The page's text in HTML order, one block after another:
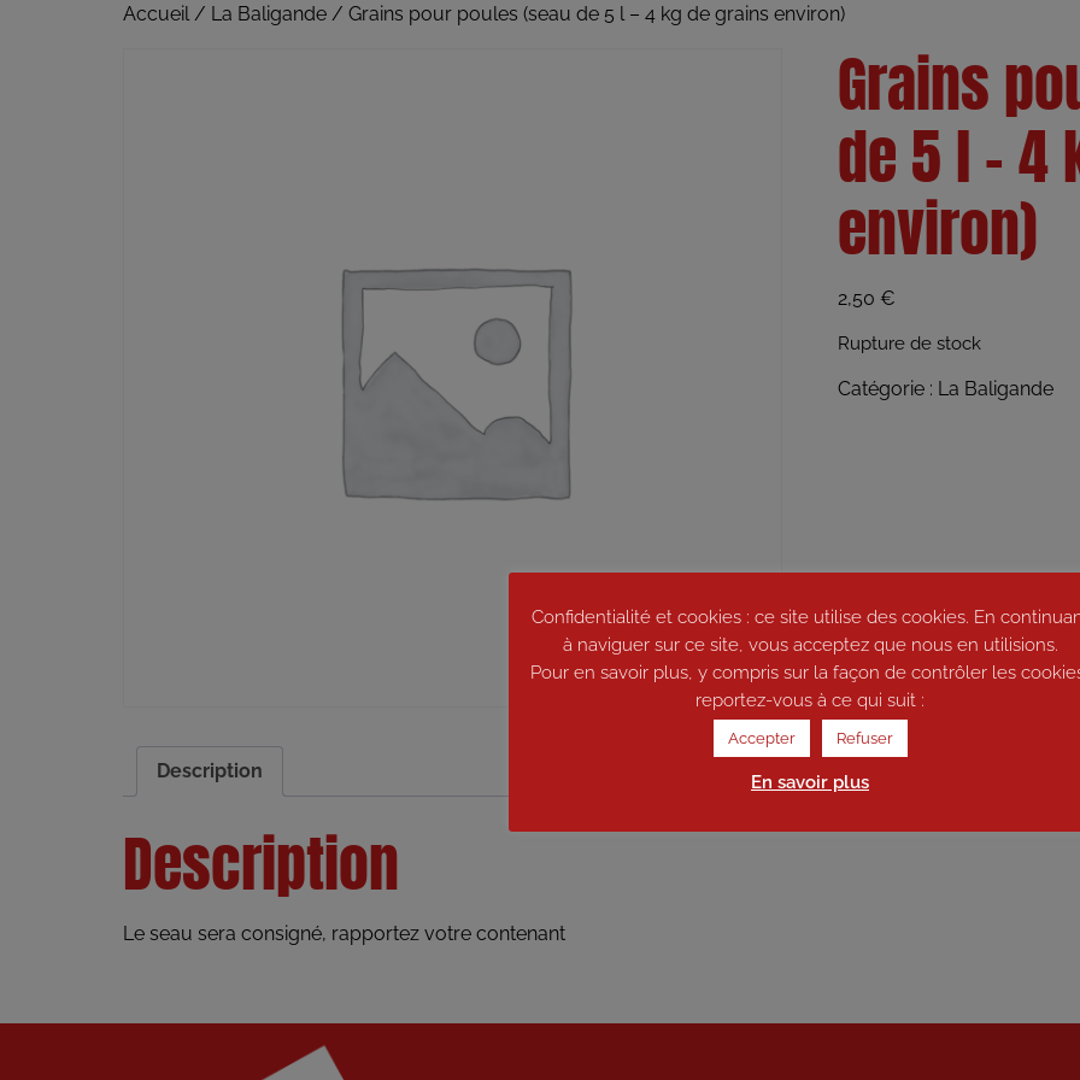
Accueil/ La Baligande / Grains pour poules (seau de 5 l – 4 kg de grains environ)
Grains
de 5 l –
environ)
2,50 €
Rupture de stock
Catégorie : La Baligande
Description
Description
Le seau sera consigné, rapportez votre contenant
Confidentialité et cookies : ce site utilise des cookies. En
à naviguer sur ce site, vous acceptez que nous en utilisions.
Pour en savoir plus, y compris sur la façon de contrôler les
reportez-vous à ce qui suit :
Accepter Refuser
En savoir plus